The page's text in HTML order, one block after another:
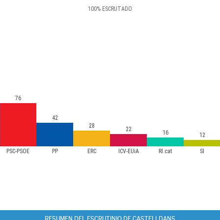
100% ESCRUTADO
PSC-PSOE PP ERC ICV-EUiA RI.cat SI
76
42
28
22 16 12